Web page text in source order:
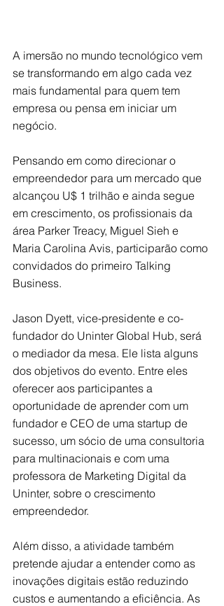
A imersão no mundo tecnológico vem
se transformando em algo cada vez
mais fundamental para quem tem
empresa ou pensa em iniciar um
negócio.
Pensando em como direcionar o
empreendedor para um mercado que
alcançou U$ 1 trilhão e ainda segue
em crescimento, os profissionais da
área Parker Treacy, Miguel Sieh e
Maria Carolina Avis, participarão como
convidados do primeiro Talking
Business.
Jason Dyett, vice-presidente e co-
fundador do Uninter Global Hub, será
o mediador da mesa. Ele lista alguns
dos objetivos do evento. Entre eles
oferecer aos participantes a
oportunidade de aprender com um
fundador e CEO de uma startup de
sucesso, um sócio de uma consultoria
para multinacionais e com uma
professora de Marketing Digital da
Uninter, sobre o crescimento
empreendedor.
Além disso, a atividade também
pretende ajudar a entender como as
inovações digitais estão reduzindo
custos e aumentando a eficiência. As